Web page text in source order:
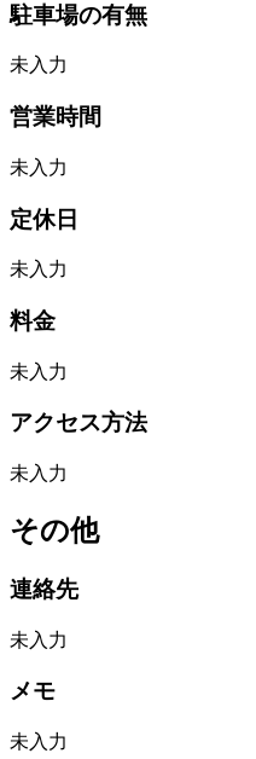
駐車場の有無
未入力
営業時間
未入力
定休日
未入力
料金
未入力
アクセス方法
未入力
その他
連絡先
未入力
メモ
未入力